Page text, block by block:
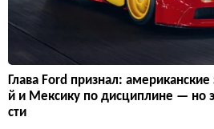
Глава Ford признал:
й и Мексику по дисциплине — но
сти